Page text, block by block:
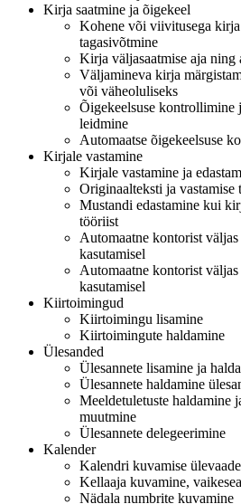
Kirja saatmine ja õigekeel
Kohene või viivitusega
tagasivõtmine
Kirja väljasaatmise aja ning
Väljamineva kirja
või väheoluliseks
Õigekeelsuse kontrollimine
leidmine
Automaatse õigekeelsuse
Kirjale vastamine
Kirjale vastamine ja
Originaalteksti ja vastamise
Mustandi edastamine kui
tööriist
Automaatne kontorist
kasutamisel
Automaatne kontorist
kasutamisel
Kiirtoimingud
Kiirtoimingu lisamine
Kiirtoimingute haldamine
Ülesanded
Ülesannete lisamine ja
Ülesannete haldamine
Meeldetuletuste haldamine
muutmine
Ülesannete delegeerimine
Kalender
Kalendri kuvamise ülevaade
Kellaaja kuvamine,
Nädala numbrite kuvamine